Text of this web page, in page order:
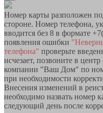
Номер карты разположен
стороне. Номер телефона,
вводится без 8 в формате
появления ошибки
телефона" проверьте
исчезает, позвоните в
компании "Ваш Дом" по
при необходимости
Внесения изменений в
необходимо назвать номер
следующий день после